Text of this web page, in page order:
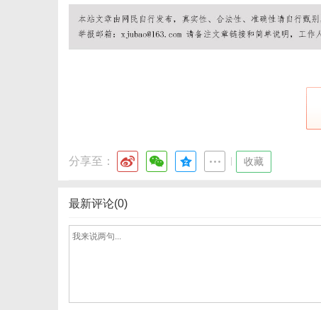
分享至： 收藏
最新评论(0)